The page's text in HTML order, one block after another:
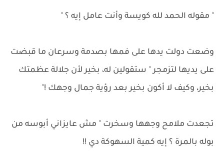
" مقوله الحمد لله كويسة وأنت عامل إيه ؟ "
وضعت دولت يدها على فمها بصدمة وسرعان ما قبضت
على يديها لتزمجر " ستقولين له، بخير لأن جلالة عظمتك
بخير، وكيف لا أكون بخير بعد رؤية جمال وجهك !"
تجعدت ملامح وجهها وسخرت " مش عايزاني أبوسه من
بوله بالمرة ؟ إيه كمية السهوكة دي !!